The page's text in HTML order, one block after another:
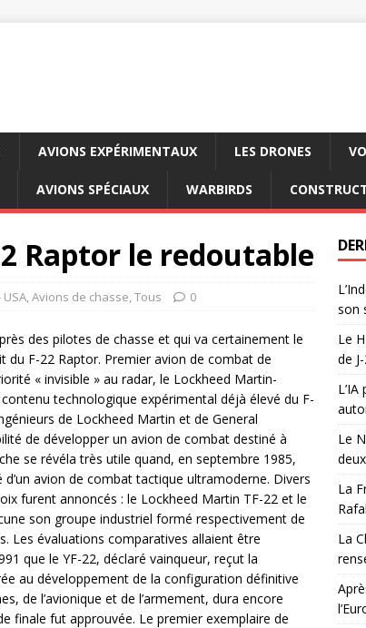
AVIONS EXPÉRIMENTAUX LES DRONES
AVIONS SPÉCIAUX WARBIRDS
Raptor le redoutable
,Avions de chasse,Tous 0
des pilotes de chasse et qui va certainement le
du F-22 Raptor. Premier avion de combat de
« invisible » au radar, le Lockheed Martin-
technologique expérimental déjà élevé du F-
de Lockheed Martin et de General
de développer un avion de combat destiné à
se révéla très utile quand, en septembre 1985,
d’un avion de combat tactique ultramoderne. Divers
furent annoncés : le Lockheed Martin TF-22 et le
son groupe industriel formé respectivement de
Les évaluations comparatives allaient être
que le YF-22, déclaré vainqueur, reçut la
au développement de la configuration définitive
de l’avionique et de l’armement, dura encore
finale fut approuvée. Le premier exemplaire de
son
Le
de
Le
La
La